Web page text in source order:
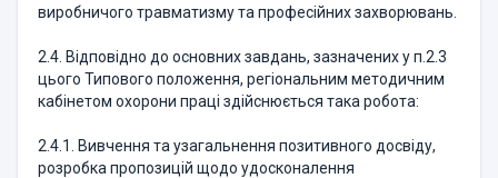
виробничого травматизму та професійних захворювань.
2.4. Відповідно до основних завдань, зазначених у п.2.3
цього Типового положення, регіональним методичним
кабінетом охорони праці здійснюється така робота:
2.4.1. Вивчення та узагальнення позитивного досвіду,
розробка пропозицій щодо удосконалення